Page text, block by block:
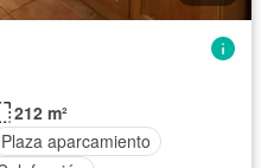
212 m²
Plaza aparcamiento